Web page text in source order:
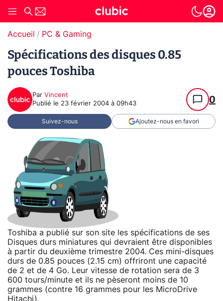
Accueil PC & Gaming
Spécifications des disques 0.85
pouces Toshiba
Par Vincent
Publié le 23 février 2004 à 09h43 0
Suivez-nous Ajoutez-nous en favori
Toshiba a publié sur son site les spécifications de ses
Disques durs miniatures qui devraient être disponibles
à partir du deuxième trimestre 2004. Ces mini-disques
durs de 0.85 pouces (2.15 cm) offriront une capacité
de 2 et de 4 Go. Leur vitesse de rotation sera de 3
600 tours/minute et ils ne pèseront moins de 10
grammes (contre 16 grammes pour les MicroDrive
Hitachi).